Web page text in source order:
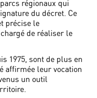
régionaux qui
du décret. Ce
précise le
de réaliser le
1975, sont de plus en
affirmée leur vocation
un outil